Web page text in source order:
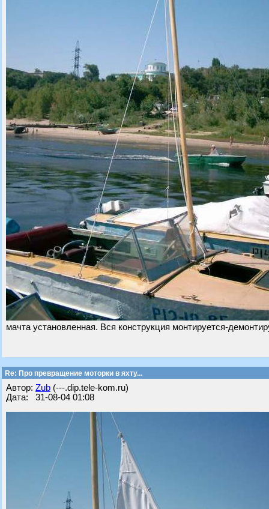
мачта установленная. Вся конструкция монтируется-
Re: Про превращение моторки в яхту...
Автор: Zub (---.dip.tele-kom.ru)
Дата: 31-08-04 01:08